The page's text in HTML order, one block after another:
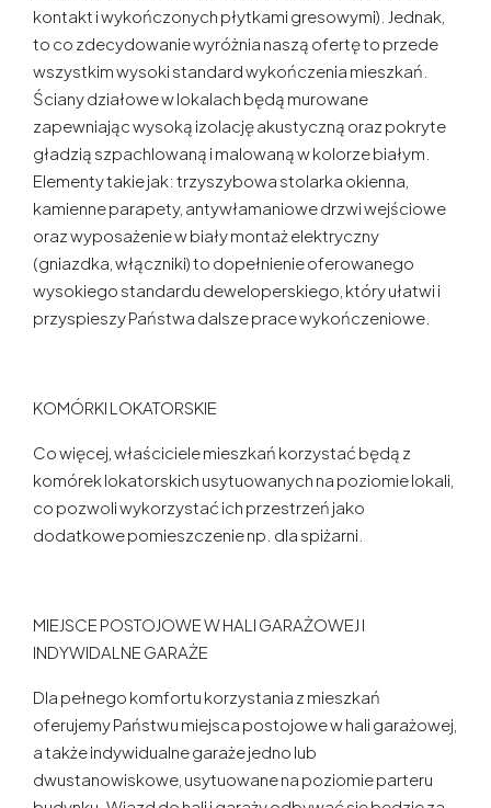
kontakt i wykończonych płytkami gresowymi). Jednak,
to co zdecydowanie wyróżnia naszą ofertę to przede
wszystkim wysoki standard wykończenia mieszkań.
Ściany działowe w lokalach będą murowane
zapewniając wysoką izolację akustyczną oraz pokryte
gładzią szpachlowaną i malowaną w kolorze białym.
Elementy takie jak: trzyszybowa stolarka okienna,
kamienne parapety, antywłamaniowe drzwi wejściowe
oraz wyposażenie w biały montaż elektryczny
(gniazdka, włączniki) to dopełnienie oferowanego
wysokiego standardu deweloperskiego, który ułatwi i
przyspieszy Państwa dalsze prace wykończeniowe.
KOMÓRKI LOKATORSKIE
Co więcej, właściciele mieszkań korzystać będą z
komórek lokatorskich usytuowanych na poziomie lokali,
co pozwoli wykorzystać ich przestrzeń jako
dodatkowe pomieszczenie np. dla spiżarni.
MIEJSCE POSTOJOWE W HALI GARAŻOWEJ I
INDYWIDALNE GARAŻE
Dla pełnego komfortu korzystania z mieszkań
oferujemy Państwu miejsca postojowe w hali garażowej,
a także indywidualne garaże jedno lub
dwustanowiskowe, usytuowane na poziomie parteru